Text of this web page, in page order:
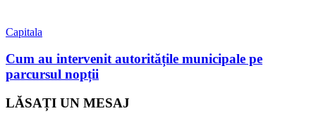
Capitala
Cum au intervenit autoritățile municipale pe
parcursul nopții
LĂSAȚI UN MESAJ